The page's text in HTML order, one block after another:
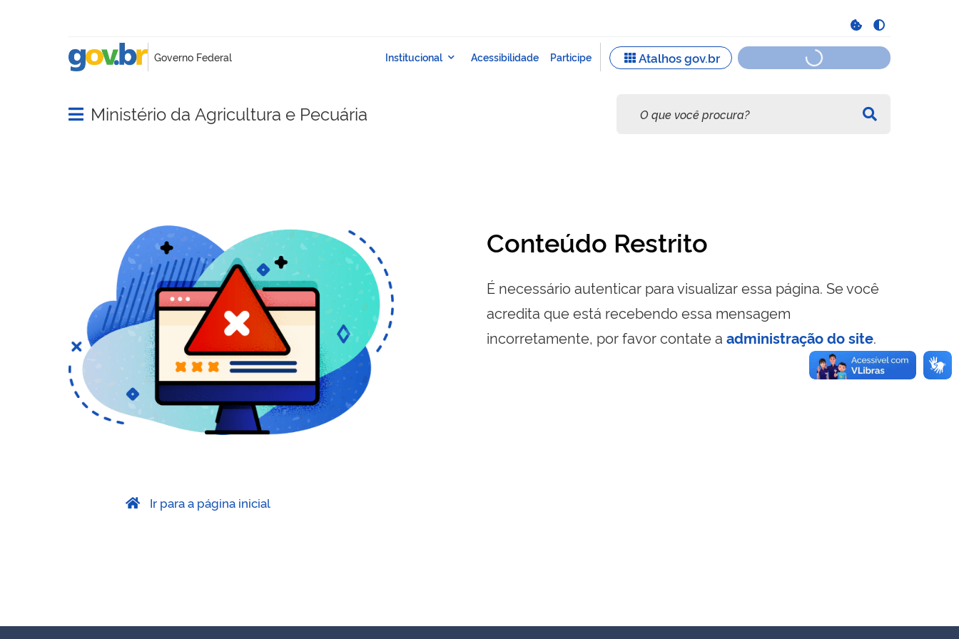
Abrir menu principal de navegação
Ministério da Agricultura e Pecuária
Conteúdo Restrito
É necessário autenticar para visualizar essa página. Se você
acredita que está recebendo essa mensagem
incorretamente, por favor contate a administração do site.
Ir para a página inicial